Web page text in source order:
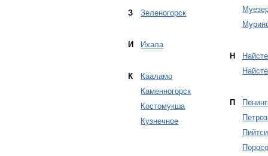
З Зеленогорск
И Ихала
К
Кааламо
Каменногорск
Костомукша
Кузнечное
Н
П